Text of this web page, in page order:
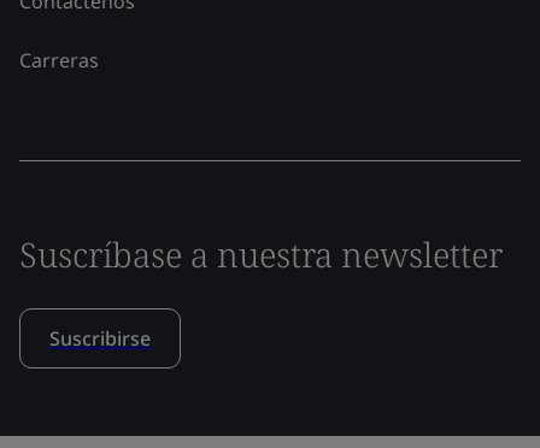
Carreras
Suscríbase a nuestra newsletter
Suscribirse